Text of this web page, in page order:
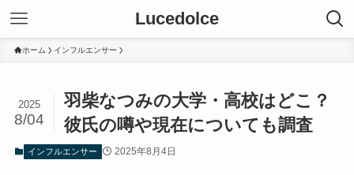
Lucedolce
ホーム インフルエンサー
羽柴なつみの大学・高校はどこ？
彼氏の噂や現在についても調査
2025
8/04
インフルエンサー 2025年8月4日